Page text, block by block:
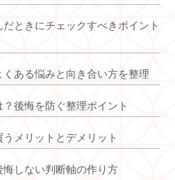
ときにチェックすべきポイント
ある悩みと向き合い方を整理
後悔を防ぐ整理ポイント
メリットとデメリット
しない判断軸の作り方